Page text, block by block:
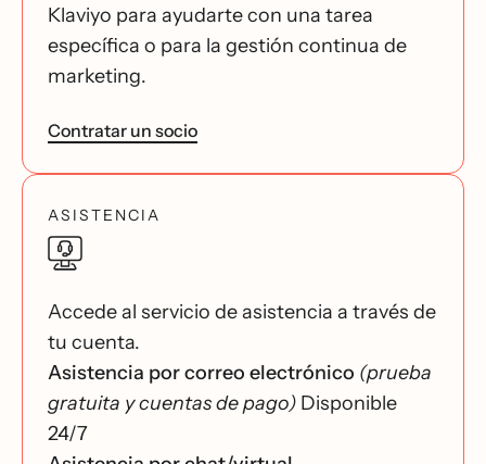
Klaviyo para ayudarte con una tarea
específica o para la gestión continua de
marketing.
Contratar un socio
ASISTENCIA
Accede al servicio de asistencia a través de
tu cuenta.
Asistencia por correo electrónico (prueba
gratuita y cuentas de pago) Disponible
24/7